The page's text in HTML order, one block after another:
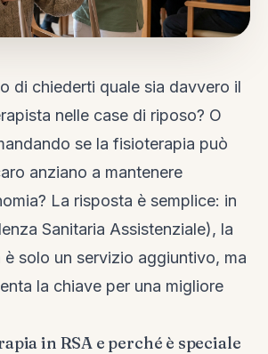
di chiederti quale sia davvero il
nelle case di riposo? O
se la fisioterapia può
anziano a mantenere
La risposta è semplice: in
Sanitaria Assistenziale), la
solo un servizio aggiuntivo, ma
la chiave per una migliore
in RSA e perché è speciale